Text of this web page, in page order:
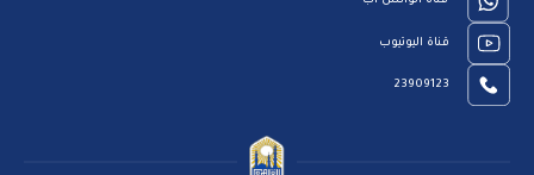
قناة اليوتيوب
23909123